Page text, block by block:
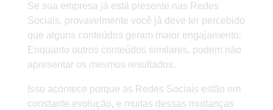
Se sua empresa já está presente nas Redes
Sociais, provavelmente você já deve ter percebido
que alguns conteúdos geram maior engajamento.
Enquanto outros conteúdos similares, podem não
apresentar os mesmos resultados.
Isso acontece porque as Redes Sociais estão em
constante evolução, e muitas dessas mudanças